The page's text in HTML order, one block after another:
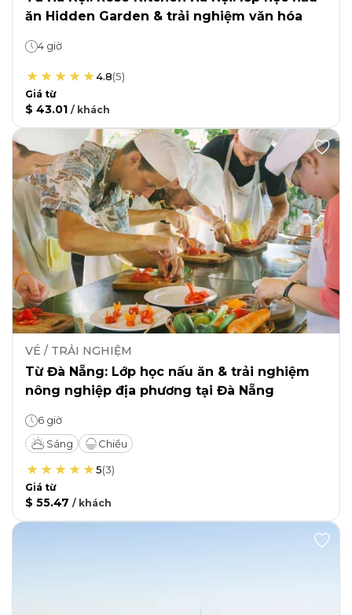
ăn Hidden Garden & trải nghiệm văn hóa
4 giờ
4.8(5)
Giá từ
$ 43.01 / khách
VÉ / TRẢI NGHIỆM
Từ Đà Nẵng: Lớp học nấu ăn & trải nghiệm
nông nghiệp địa phương tại Đà Nẵng
6 giờ
Sáng
Chiều
5(3)
Giá từ
$ 55.47 / khách